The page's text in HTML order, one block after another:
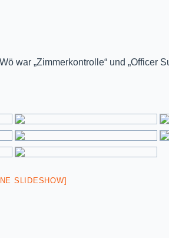
war „Zimmerkontrolle“ und „Officer
SLIDESHOW]